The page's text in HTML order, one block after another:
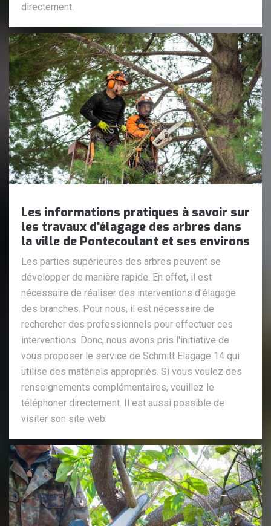
directement.
Les informations pratiques à savoir sur
les travaux d'élagage des arbres dans
la ville de Pontecoulant et ses environs
Les parties supérieures des arbres peuvent se
développer de manière rapide. En effet, il est
nécessaire de réaliser des interventions d'élagage
des branches. Pour nous, il est nécessaire de
rechercher des professionnels pour effectuer ces
interventions. Donc, nous avons pris l'initiative de
vous proposer le service de Schmitt Elagage 14 qui
utilise des matériels appropriés. Si vous voulez des
renseignements complémentaires, veuillez le
téléphoner directement. Il est aussi possible de
visiter son site web.